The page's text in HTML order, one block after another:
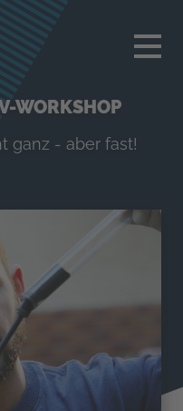
×
WORKSHOP
ganz - aber fast!